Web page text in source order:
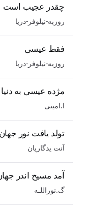
چقدر عجیب است
روزبه-نیلوفر-دریا
فقط عیسی
روزبه-نیلوفر-دریا
مژده عیسی به دنیا
ا.امینی
تولد یافت نور جهان
آنت یدگاریان
آمد مسیح اندر
گ.نوراللـه